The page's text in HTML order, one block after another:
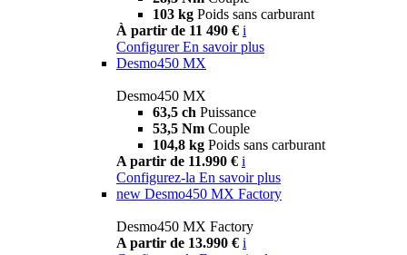
103 kg Poids sans carburant
À partir de 11 490 € i
Configurer En savoir plus
Desmo450 MX
Desmo450 MX
63,5 ch Puissance
53,5 Nm Couple
104,8 kg Poids sans carburant
A partir de 11.990 € i
Configurez-la En savoir plus
new Desmo450 MX Factory
Desmo450 MX Factory
A partir de 13.990 € i